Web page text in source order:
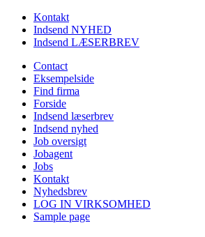
Kontakt
Indsend NYHED
Indsend LÆSERBREV
Contact
Eksempelside
Find firma
Forside
Indsend læserbrev
Indsend nyhed
Job oversigt
Jobagent
Jobs
Kontakt
Nyhedsbrev
LOG IN VIRKSOMHED
Sample page